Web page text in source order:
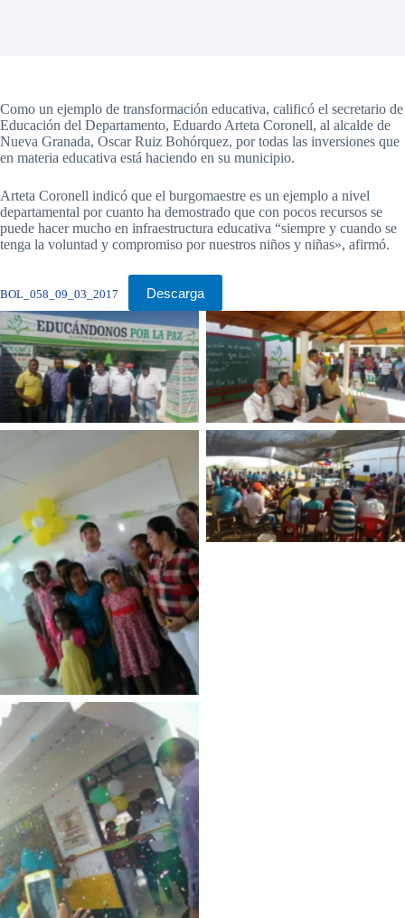
Como un ejemplo de transformación educativa, calificó el secretario de
Educación del Departamento, Eduardo Arteta Coronell, al alcalde de
Nueva Granada, Oscar Ruiz Bohórquez, por todas las inversiones que
en materia educativa está haciendo en su municipio.
Arteta Coronell indicó que el burgomaestre es un ejemplo a nivel
departamental por cuanto ha demostrado que con pocos recursos se
puede hacer mucho en infraestructura educativa “siempre y cuando se
tenga la voluntad y compromiso por nuestros niños y niñas», afirmó.
BOL_058_09_03_2017 Descarga
Sin leyenda Sin leyenda
Sin leyenda
Sin leyenda
Sin leyenda